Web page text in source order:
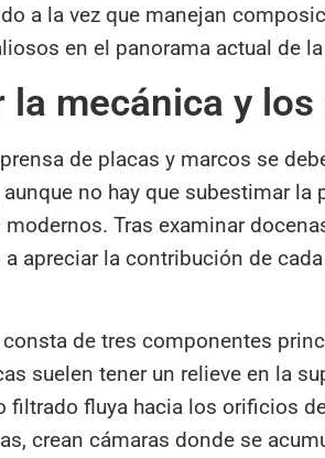
a la vez que manejan
en el panorama actual de
la mecánica y
de placas y marcos se
no hay que subestimar la
Tras examinar
a apreciar la contribución de
de tres componentes
suelen tener un relieve en la
filtrado fluya hacia los orificios
crean cámaras donde se